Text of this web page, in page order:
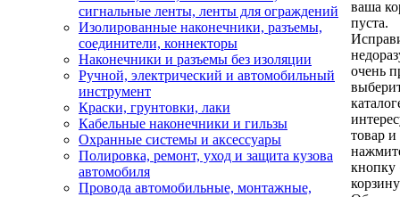
сигнальные ленты, ленты для ограждений
Изолированные наконечники, разъемы,
соединители, коннекторы
Наконечники и разъемы без изоляции
Ручной, электрический и автомобильный
инструмент
Краски, грунтовки, лаки
Кабельные наконечники и гильзы
Охранные системы и аксессуары
Полировка, ремонт, уход и защита кузова
автомобиля
Провода автомобильные, монтажные,
ваша
пуста.
очень
товар и
кнопку